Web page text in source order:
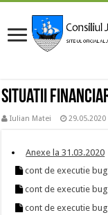
Situatii
Iulian Matei 29.05.2020
Anexe la 31.03.2020
cont de executie
cont de executie
cont de executie